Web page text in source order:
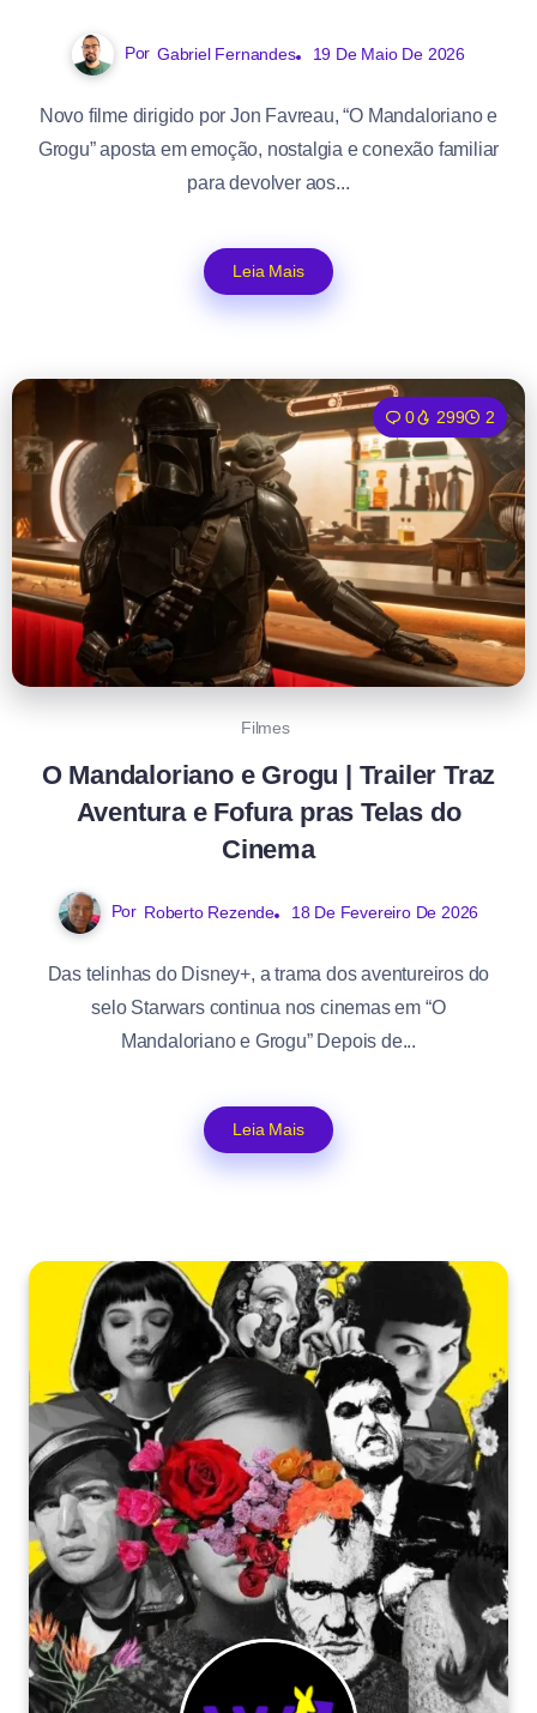
Por Gabriel Fernandes 19 De Maio De 2026
Novo filme dirigido por Jon Favreau, “O Mandaloriano e
Grogu” aposta em emoção, nostalgia e conexão familiar
para devolver aos...
Leia Mais
0 299 2
Filmes
O Mandaloriano e Grogu | Trailer Traz
Aventura e Fofura pras Telas do
Cinema
Por Roberto Rezende 18 De Fevereiro De 2026
Das telinhas do Disney+, a trama dos aventureiros do
selo Starwars continua nos cinemas em “O
Mandaloriano e Grogu” Depois de...
Leia Mais